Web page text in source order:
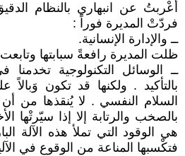
أعْربتُ عن انبهاري بالنظام
فردّتْ المديرة فوراً :
ــ والإدارة الإنسانية.
ظلت المديرة رافعةً سبابتها
ــ الوسائل التكنولوجية
بالتأكيد . ولكنها قد تكون وَبالاً
السلام النفسي . لا يُنقذها من
بالصخب والرتابة إلا إذا سيّرتْها
هي الوقود التي تملأ هذه الآلة
فتكْسبها المناعة من الوقوع في